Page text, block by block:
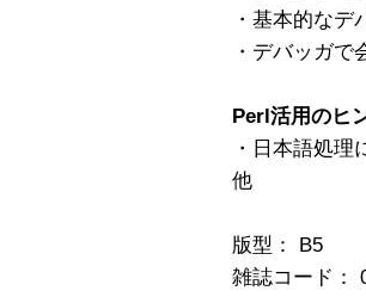
・基本的なデ
・デバッガで
Perl活用のヒ
・日本語処理
他
版型： B5
雑誌コード：